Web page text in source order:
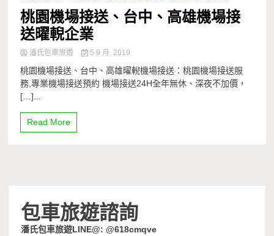
桃園機場接送、台中、高雄機場接
送曜輗企業
潘氏包車旅遊 5 9 月, 2019
桃園機場接送、台中、高雄曜輗機場接送：桃園機場接送服
務,專業機場接送預約 機場接送24H全年無休、深夜不加價，
[…]...
Read More
包車旅遊諮詢
潘氏包車旅遊LINE@: @618cmqve